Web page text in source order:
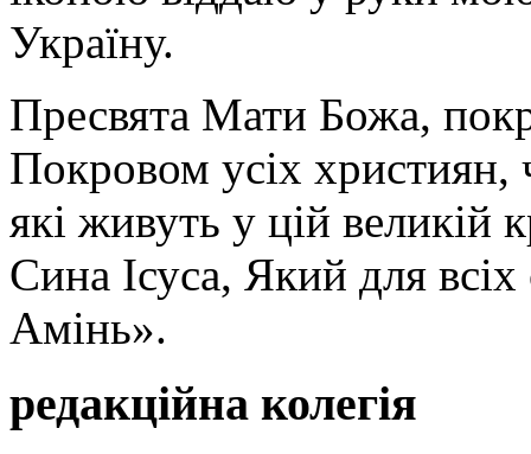
Україну.
Пресвята Мати Божа,
Покровом усіх християн,
які живуть у цій великій
Сина Ісуса, Який для
Амінь».
редакційна колегія